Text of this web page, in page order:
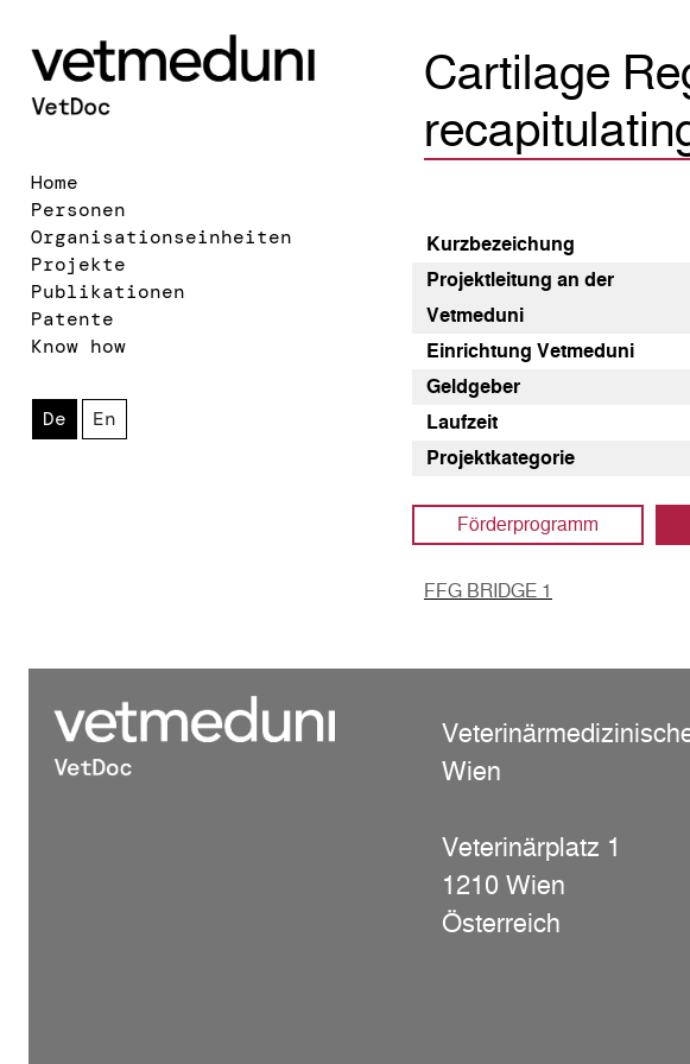
Home
Personen
Organisationseinheiten
Projekte
Publikationen
Patente
Know how
De En
Cartilage
Kurz­bezeich­ung
Pro­jekt­lei­tung an der
Vetmeduni
Einrichtung Vetmeduni
Geldgeber
Laufzeit
Pro­jekt­kategorie
Förderprogramm
FFG BRIDGE 1
Wien
Veterinärplatz 1
1210 Wien
Österreich